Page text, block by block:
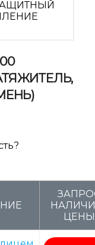
ЦЕНЫ